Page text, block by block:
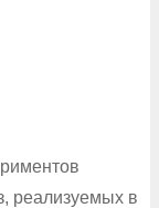
реализуемых в